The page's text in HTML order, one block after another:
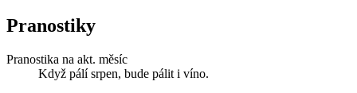
Pranostiky
Pranostika na akt. měsíc
Když pálí srpen, bude pálit i víno.